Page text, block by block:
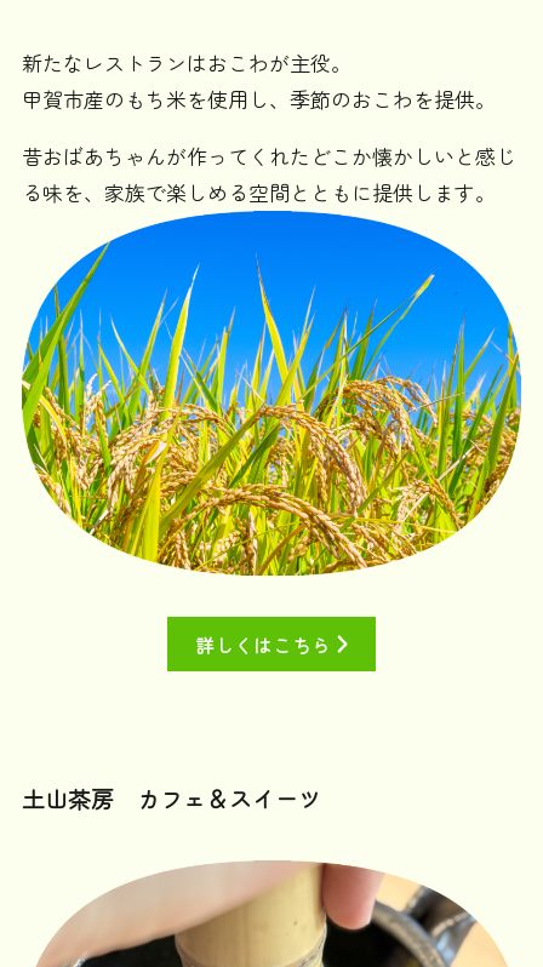
新たなレストランはおこわが主役。
甲賀市産のもち米を使用し、季節のおこわを提供。
昔おばあちゃんが作ってくれたどこか懐かしいと感じ
る味を、家族で楽しめる空間とともに提供します。
詳しくはこちら
土山茶房 カフェ＆スイーツ